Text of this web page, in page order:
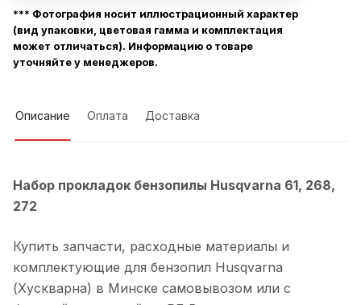
*** Фотография носит иллюстрационный характер
(вид упаковки, цветовая гамма и комплектация
может отличаться). Информацию о товаре
уточняйте у менеджеров.
Описание Оплата Доставка
Набор прокладок бензопилы Husqvarna 61, 268,
272
Купить запчасти, расходные материалы и
комплектующие для бензопил Husqvarna
(Хускварна) в Минске самовывозом или с